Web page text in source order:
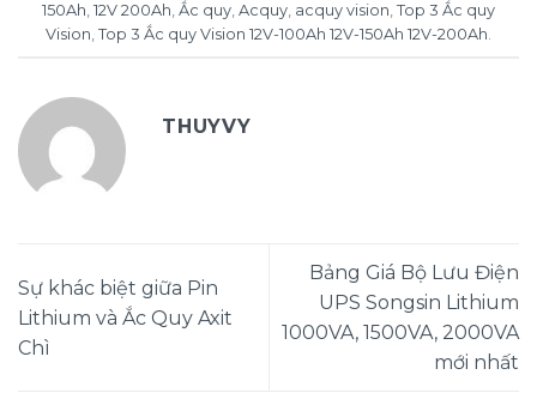
150Ah, 12V 200Ah, Ắc quy, Acquy, acquy vision, Top 3 Ắc quy
Vision, Top 3 Ắc quy Vision 12V-100Ah 12V-150Ah 12V-200Ah.
THUYVY
Sự khác biệt giữa Pin
Lithium và Ắc Quy Axit
Chì
Bảng Giá Bộ Lưu Điện
UPS Songsin Lithium
1000VA, 1500VA, 2000VA
mới nhất